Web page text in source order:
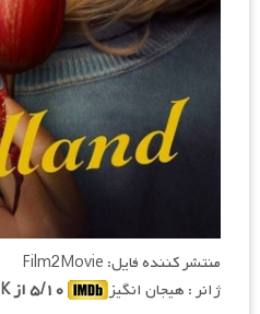
منتشر کننده فایل: Film2Movie
ژانر : هیجان انگیز